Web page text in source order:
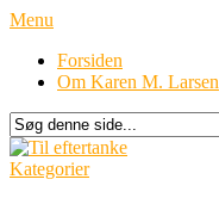
Menu
Forsiden
Om Karen M. Larsen
Kategorier